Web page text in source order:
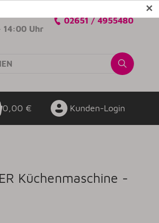
✕
14:00 Uhr
02651 / 4955480
0,00 € Kunden-Login
Küchenmaschine -